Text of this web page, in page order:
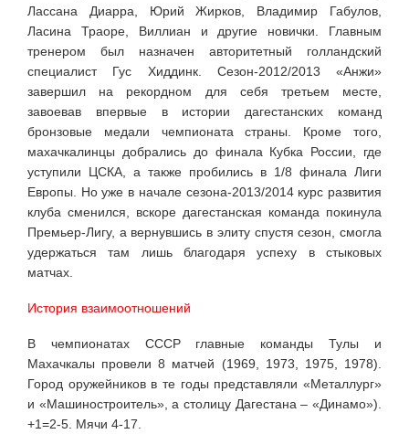
Лассана Диарра, Юрий Жирков, Владимир Габулов,
Ласина Траоре, Виллиан и другие новички. Главным
тренером был назначен авторитетный голландский
специалист Гус Хиддинк. Сезон-2012/2013 «Анжи»
завершил на рекордном для себя третьем месте,
завоевав впервые в истории дагестанских команд
бронзовые медали чемпионата страны. Кроме того,
махачкалинцы добрались до финала Кубка России, где
уступили ЦСКА, а также пробились в 1/8 финала Лиги
Европы. Но уже в начале сезона-2013/2014 курс развития
клуба сменился, вскоре дагестанская команда покинула
Премьер-Лигу, а вернувшись в элиту спустя сезон, смогла
удержаться там лишь благодаря успеху в стыковых
матчах.
История взаимоотношений
В чемпионатах СССР главные команды Тулы и
Махачкалы провели 8 матчей (1969, 1973, 1975, 1978).
Город оружейников в те годы представляли «Металлург»
и «Машиностроитель», а столицу Дагестана – «Динамо»).
+1=2-5. Мячи 4-17.